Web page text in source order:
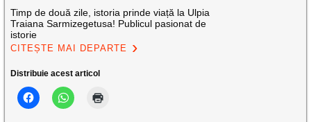
Timp de două zile, istoria prinde viață la Ulpia
Traiana Sarmizegetusa! Publicul pasionat de
istorie
CITEȘTE MAI DEPARTE
Distribuie acest articol